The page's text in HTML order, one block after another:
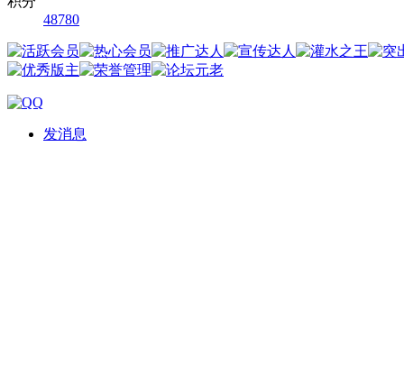
48780
发消息